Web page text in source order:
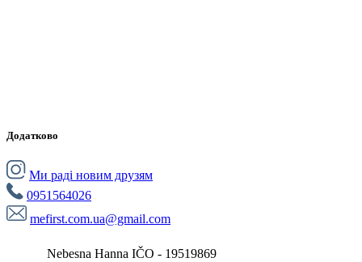
Додатково
Ми раді новим друзям
0951564026
mefirst.com.ua@gmail.com
Nebesna Hanna IČO - 19519869